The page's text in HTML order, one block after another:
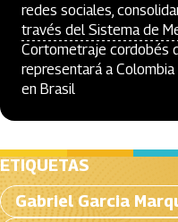
redes sociales,
través del Sistema de
Cortometraje cordobés
representará a
en Brasil
ETIQUETAS
Gabriel Garcia